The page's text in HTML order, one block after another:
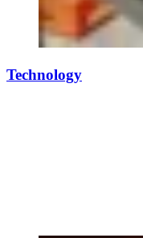
Technology